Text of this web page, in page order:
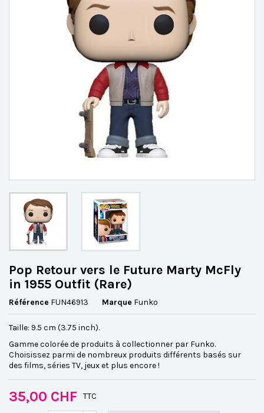
Pop Retour vers le Future Marty McFly
in 1955 Outfit (Rare)
Référence FUN46913 Marque Funko
Taille: 9.5 cm (3.75 inch).
Gamme colorée de produits à collectionner par Funko.
Choisissez parmi de nombreux produits différents basés sur
des films, séries TV, jeux et plus encore !
35,00 CHF TTC